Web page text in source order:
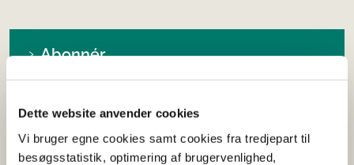
Dette website anvender cookies
Vi bruger egne cookies samt cookies fra tredjepart til
besøgsstatistik, optimering af brugervenlighed,
Abonnér
Få nyheder fra Styrelsen for Grøn Arealomlægning